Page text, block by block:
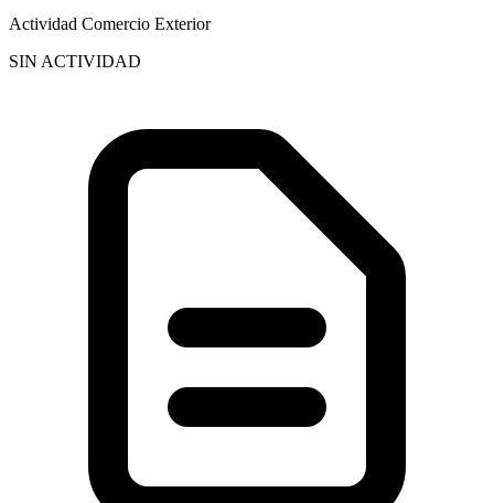
Actividad Comercio Exterior
SIN ACTIVIDAD